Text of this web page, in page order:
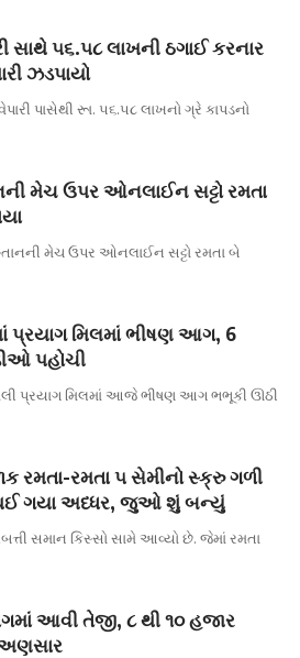
સાથે ૫૬.૫૮ લાખની ઠગાઈ કરનાર
ઝડપાયો
પાસેથી રૂા. ૫૬.૫૮ લાખનો ગ્રે કાપડનો
મેચ ઉપર ઓનલાઈન સટ્ટો રમતા
મેચ ઉપર ઓનલાઈન સટ્ટો રમતા બે
પ્રયાગ મિલમાં ભીષણ આગ, 6
પહોચી
પ્રયાગ મિલમાં આજે ભીષણ આગ ભભૂકી ઊઠી
રમતા-રમતા ૫ સેમીનો સ્ક્રુ ગળી
થઈ ગયા અધ્ધર, જુઓ શું બન્યું
સમાન કિસ્સો સામે આવ્યો છે. જેમાં રમતા
આવી તેજી, ૮ થી ૧૦ હજાર
અણસાર